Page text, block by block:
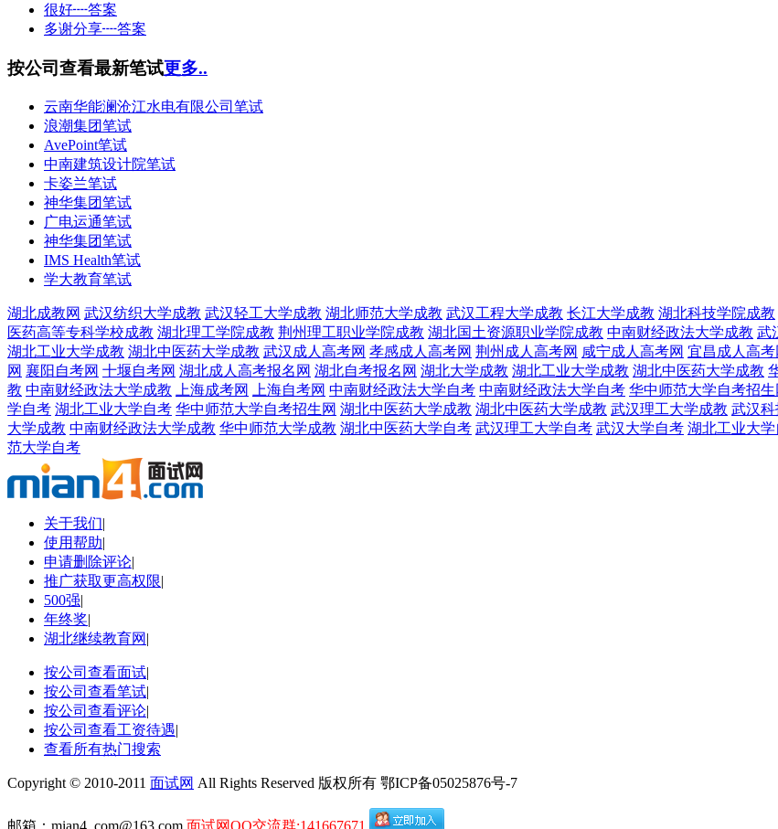
很好┉答案
多谢分享┉答案
按公司查看最新笔试更多..
云南华能澜沧江水电有限公司笔试
浪潮集团笔试
AvePoint笔试
中南建筑设计院笔试
卡姿兰笔试
神华集团笔试
广电运通笔试
神华集团笔试
IMS Health笔试
学大教育笔试
湖北成教网 武汉纺织大学成教 武汉轻工大学成教 湖北师范大学成教 武汉工程大学成教 长江大学成教 湖北科技学院成教
医药高等专科学校成教 湖北理工学院成教 荆州理工职业学院成教 湖北国土资源职业学院成教 中南财经政法大学成教 武
湖北工业大学成教 湖北中医药大学成教 武汉成人高考网 孝感成人高考网 荆州成人高考网 咸宁成人高考网 宜昌成人高考
网 襄阳自考网 十堰自考网 湖北成人高考报名网 湖北自考报名网 湖北大学成教 湖北工业大学成教 湖北中医药大学成教
教 中南财经政法大学成教 上海成考网 上海自考网 中南财经政法大学自考 中南财经政法大学自考 华中师范大学自考招生
学自考 湖北工业大学自考 华中师范大学自考招生网 湖北中医药大学成教 湖北中医药大学成教 武汉理工大学成教 武汉
大学成教 中南财经政法大学成教 华中师范大学成教 湖北中医药大学自考 武汉理工大学自考 武汉大学自考 湖北工业大
范大学自考
关于我们|
使用帮助|
申请删除评论|
推广获取更高权限|
500强|
年终奖|
湖北继续教育网 |
按公司查看面试|
按公司查看笔试|
按公司查看评论|
按公司查看工资待遇|
查看所有热门搜索
Copyright © 2010-2011 面试网 All Rights Reserved 版权所有 鄂ICP备05025876号-7
邮箱：mian4_com@163.com 面试网QQ交流群:141667671